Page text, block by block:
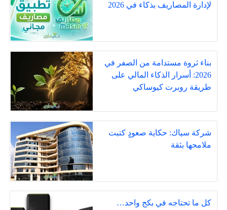
لإدارة المصاريف بذكاء في 2026
بناء ثروة مستدامة من الصفر في
2026: أسرار الذكاء المالي على
طريقة روبرت كيوساكي
شركة سياك: حكاية صعودٍ كتبت
ملامحها بثقة
كل ما تحتاجه في بكج واحد…